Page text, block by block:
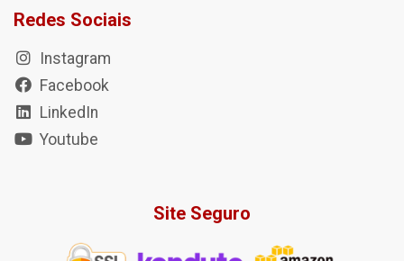
Redes Sociais
Instagram
Facebook
LinkedIn
Youtube
Site Seguro